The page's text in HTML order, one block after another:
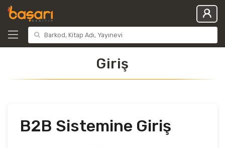
Giriş
B2B Sistemine Giriş